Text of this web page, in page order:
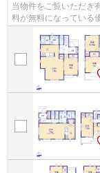
当物件をご覧いただき
料が無料になっている